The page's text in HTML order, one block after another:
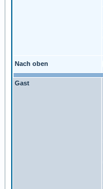
Nach oben
Gast